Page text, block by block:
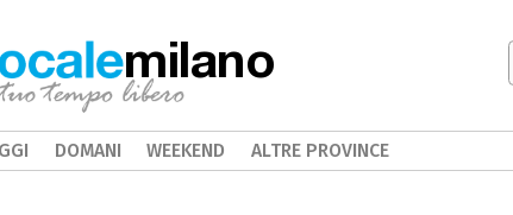
milano
DOMANI WEEKEND ALTRE PROVINCE